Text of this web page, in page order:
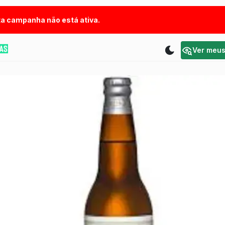
campanha não está ativa.
Ver